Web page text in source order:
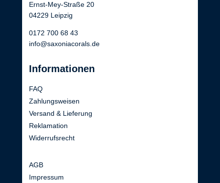
Ernst-Mey-Straße 20
04229 Leipzig
0172 700 68 43
info@saxoniacorals.de
Informationen
FAQ
Zahlungsweisen
Versand & Lieferung
Reklamation
Widerrufsrecht
AGB
Impressum